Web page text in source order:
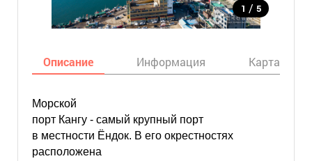
1 / 5
Описание Информация Карта
Морской
порт Кангу - самый крупный порт
в местности Ёндок. В его окрестностях
расположена